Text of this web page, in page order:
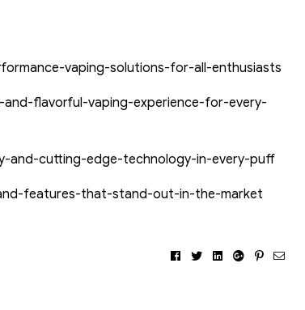
vaping-solutions-for-all-enthusiasts
flavorful-vaping-experience-for-every-
and-cutting-edge-technology-in-every-puff
features-that-stand-out-in-the-market
FacebookTwitterLinkedinGoogle+Pinterest
E-